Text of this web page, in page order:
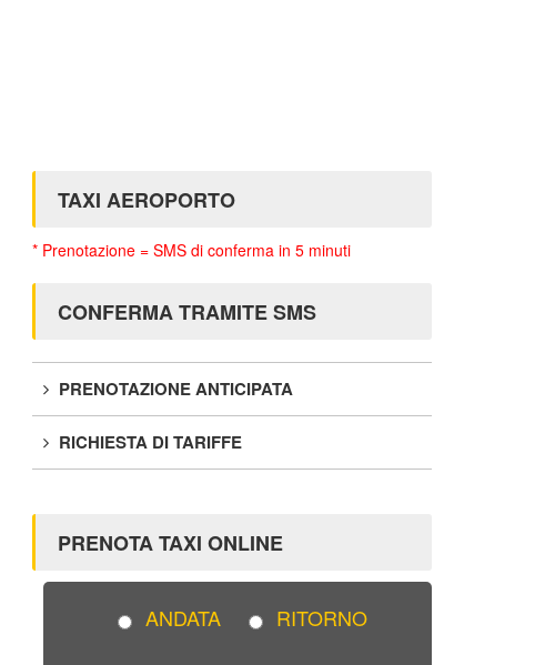
TAXI AEROPORTO
* Prenotazione = SMS di conferma in 5 minuti
CONFERMA TRAMITE SMS
PRENOTAZIONE ANTICIPATA
RICHIESTA DI TARIFFE
PRENOTA TAXI ONLINE
ANDATA RITORNO